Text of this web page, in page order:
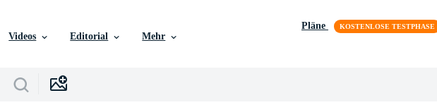
Videos Editorial Mehr
Pläne